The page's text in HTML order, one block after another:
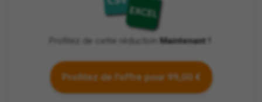
Profitez de cette réduction Maintenant !
Profitez de l'offre pour 99,00 €